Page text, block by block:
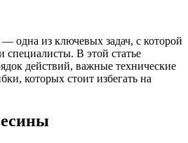
одна из ключевых задач, с которой
специалисты. В этой статье
действий, важные технические
которых стоит избегать на